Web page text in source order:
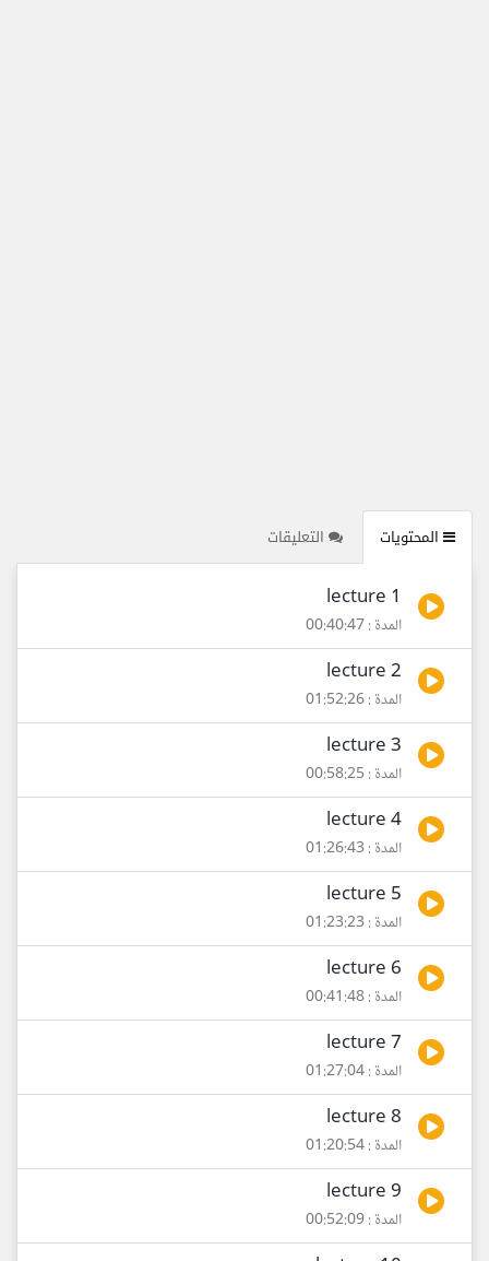
المحتويات التعليقات
lecture 1
المدة : 00:40:47
lecture 2
المدة : 01:52:26
lecture 3
المدة : 00:58:25
lecture 4
المدة : 01:26:43
lecture 5
المدة : 01:23:23
lecture 6
المدة : 00:41:48
lecture 7
المدة : 01:27:04
lecture 8
المدة : 01:20:54
lecture 9
المدة : 00:52:09